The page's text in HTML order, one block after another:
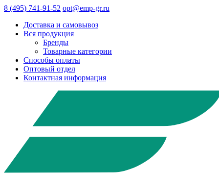
8 (495) 741-91-52 opt@emp-gr.ru
Доставка и самовывоз
Вся продукция
Бренды
Товарные категории
Способы оплаты
Оптовый отдел
Контактная информация